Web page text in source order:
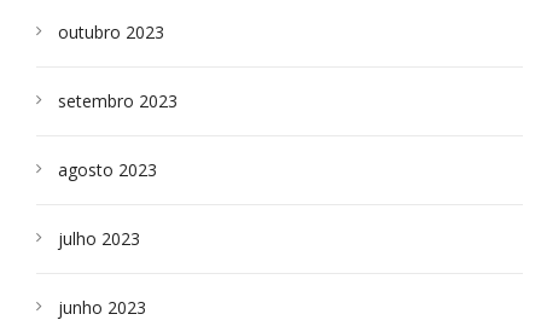
outubro 2023
setembro 2023
agosto 2023
julho 2023
junho 2023